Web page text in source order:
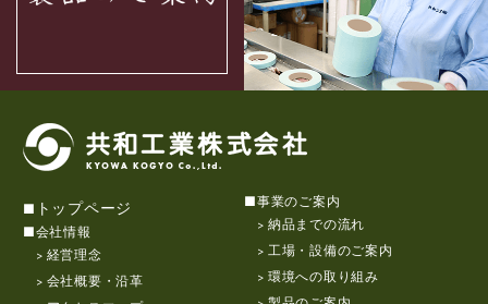
トップページ
会社情報
経営理念
会社概要・沿革
事業のご案内
納品までの流れ
工場・設備のご案内
環境への取り組み